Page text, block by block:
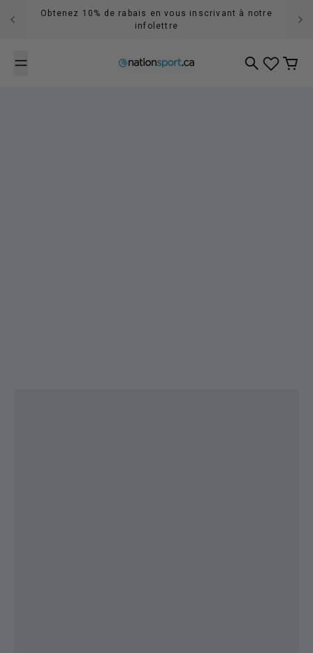
Passer au contenu
Obtenez 10% de rabais en vous inscrivant à notre
infolettre
RecherchePanier